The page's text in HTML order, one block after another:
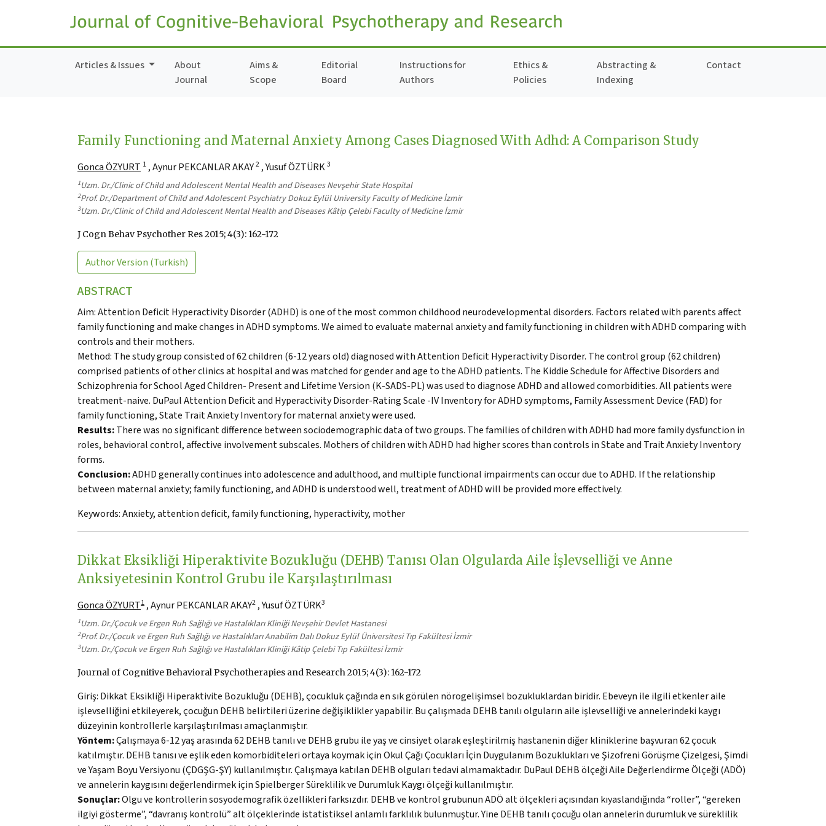
Articles & Issues
About
Journal
Aims &
Scope
Editorial
Board
Instructions for
Authors
Ethics &
Policies
Abstracting &
Indexing
Contact
Family Functioning and Maternal Anxiety Among Cases Diagnosed With Adhd: A Comparison Study
Gonca ÖZYURT 1 , Aynur PEKCANLAR AKAY2 , Yusuf ÖZTÜRK3
1Uzm. Dr./Clinic of Child and Adolescent Mental Health and Diseases Nevşehir State Hospital
2Prof. Dr./Department of Child and Adolescent Psychiatry Dokuz Eylül University Faculty of Medicine İzmir
3Uzm. Dr./Clinic of Child and Adolescent Mental Health and Diseases Kâtip Çelebi Faculty of Medicine İzmir
J Cogn Behav Psychother Res 2015; 4(3): 162-172
Author Version (Turkish)
ABSTRACT
Aim: Attention Deficit Hyperactivity Disorder (ADHD) is one of the most common childhood neurodevelopmental disorders. Factors related with parents affect
family functioning and make changes in ADHD symptoms. We aimed to evaluate maternal anxiety and family functioning in children with ADHD comparing with
controls and their mothers.
Method: The study group consisted of 62 children (6-12 years old) diagnosed with Attention Deficit Hyperactivity Disorder. The control group (62 children)
comprised patients of other clinics at hospital and was matched for gender and age to the ADHD patients. The Kiddie Schedule for Affective Disorders and
Schizophrenia for School Aged Children- Present and Lifetime Version (K-SADS-PL) was used to diagnose ADHD and allowed comorbidities. All patients were
treatment-naive. DuPaul Attention Deficit and Hyperactivity Disorder-Rating Scale -IV Inventory for ADHD symptoms, Family Assessment Device (FAD) for
family functioning, State Trait Anxiety Inventory for maternal anxiety were used.
Results:There was no significant difference between sociodemographic data of two groups. The families of children with ADHD had more family dysfunction in
roles, behavioral control, affective involvement subscales. Mothers of children with ADHD had higher scores than controls in State and Trait Anxiety Inventory
forms.
Conclusion:ADHD generally continues into adolescence and adulthood, and multiple functional impairments can occur due to ADHD. If the relationship
between maternal anxiety; family functioning, and ADHD is understood well, treatment of ADHD will be provided more effectively.
Keywords:Anxiety, attention deficit, family functioning, hyperactivity, mother
Dikkat Eksikliği Hiperaktivite Bozukluğu (DEHB) Tanısı Olan Olgularda Aile İşlevselliği ve Anne
Anksiyetesinin Kontrol Grubu ile Karşılaştırılması
Gonca ÖZYURT1 , Aynur PEKCANLAR AKAY2 , Yusuf ÖZTÜRK3
1Uzm. Dr./Çocuk ve Ergen Ruh Sağlığı ve Hastalıkları Kliniği Nevşehir Devlet Hastanesi
2Prof. Dr./Çocuk ve Ergen Ruh Sağlığı ve Hastalıkları Anabilim Dalı Dokuz Eylül Üniversitesi Tıp Fakültesi İzmir
3Uzm. Dr./Çocuk ve Ergen Ruh Sağlığı ve Hastalıkları Kliniği Kâtip Çelebi Tıp Fakültesi İzmir
Journal of Cognitive Behavioral Psychotherapies and Research 2015; 4(3): 162-172
Giriş: Dikkat Eksikliği Hiperaktivite Bozukluğu (DEHB), çocukluk çağında en sık görülen nörogelişimsel bozukluklardan biridir. Ebeveyn ile ilgili etkenler aile
işlevselliğini etkileyerek, çocuğun DEHB belirtileri üzerine değişiklikler yapabilir. Bu çalışmada DEHB tanılı olguların aile işlevselliği ve annelerindeki kaygı
düzeyinin kontrollerle karşılaştırılması amaçlanmıştır.
Yöntem:Çalışmaya 6-12 yaş arasında 62 DEHB tanılı ve DEHB grubu ile yaş ve cinsiyet olarak eşleştirilmiş hastanenin diğer kliniklerine başvuran 62 çocuk
katılmıştır. DEHB tanısı ve eşlik eden komorbiditeleri ortaya koymak için Okul Çağı Çocukları İçin Duygulanım Bozuklukları ve Şizofreni Görüşme Çizelgesi, Şimdi
ve Yaşam Boyu Versiyonu (ÇDGŞG-ŞY) kullanılmıştır. Çalışmaya katılan DEHB olguları tedavi almamaktadır. DuPaul DEHB ölçeği Aile Değerlendirme Ölçeği (ADÖ)
ve annelerin kaygısını değerlendirmek için Spielberger Süreklilik ve Durumluk Kaygı ölçeği kullanılmıştır.
Sonuçlar:Olgu ve kontrollerin sosyodemografik özellikleri farksızdır. DEHB ve kontrol grubunun ADÖ alt ölçekleri açısından kıyaslandığında “roller”, “gereken
ilgiyi gösterme”, “davranış kontrolü” alt ölçeklerinde istatistiksel anlamlı farklılık bulunmuştur. Yine DEHB tanılı çocuğu olan annelerin durumluk ve süreklilik